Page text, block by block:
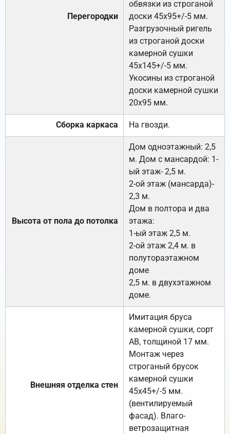
Перегородки
обвязки из строганой
доски 45х95+/-5 мм.
Разгрузочный ригель
из строганой доски
камерной сушки
45х145+/-5 мм.
Укосины из строганой
доски камерной сушки
20х95 мм.
Сборка каркаса На гвозди.
Высота от пола до потолка
Дом одноэтажный: 2,5
м. Дом с мансардой: 1-
ый этаж- 2,5 м.
2-ой этаж (мансарда)-
2,3 м.
Дом в полтора и два
этажа:
1-ый этаж 2,5 м.
2-ой этаж 2,4 м. в
полутораэтажном
доме
2,5 м. в двухэтажном
доме.
Внешняя отделка стен
Имитация бруса
камерной сушки, сорт
АВ, толщиной 17 мм.
Монтаж через
строганый брусок
камерной сушки
45х45+/-5 мм.
(вентилируемый
фасад). Влаго-
ветрозащитная